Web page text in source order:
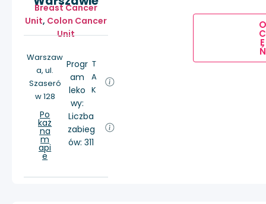
Breast Cancer
Unit, Colon Cancer
Unit
Warszaw
a, ul.
Szaseró
w 128
Po
każ
na
m
api
e
Progr
am
leko
wy:
T
A
K
Liczba
zabieg
ów: 311
O
C
E
Ń